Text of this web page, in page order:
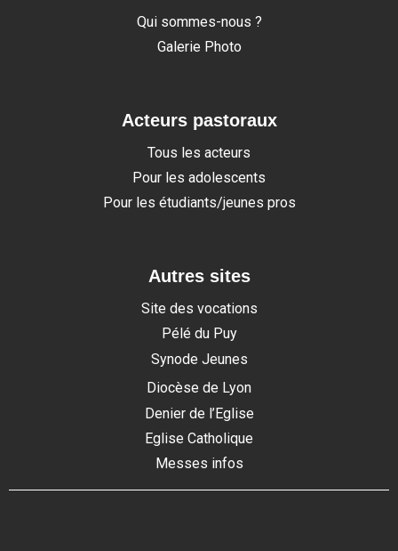
Qui sommes-nous ?
Galerie Photo
Acteurs pastoraux
Tous les acteurs
Pour les adolescents
Pour les étudiants/jeunes pros
Autres sites
Site des vocations
Pélé du Puy
Synode Jeunes
Diocèse de Lyon
Denier de l’Eglise
Eglise Catholique
Messes infos